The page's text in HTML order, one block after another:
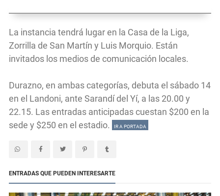
La instancia tendrá lugar en la Casa de la Liga,
Zorrilla de San Martín y Luis Morquio. Están
invitados los medios de comunicación locales.
Durazno, en ambas categorías, debuta el sábado 14
en el Landoni, ante Sarandí del Yí, a las 20.00 y
22.15. Las entradas anticipadas cuestan $200 en la
sede y $250 en el estadio.
IR A PORTADA
ENTRADAS QUE PUEDEN INTERESARTE